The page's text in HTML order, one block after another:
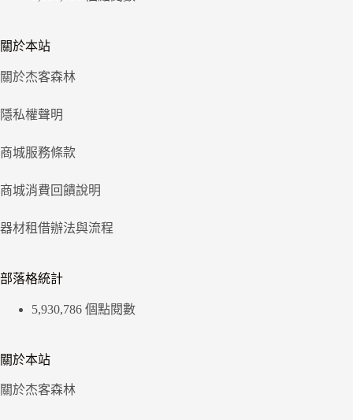
關於本站
關於杰客森林
隱私權聲明
商城服務條款
商城消費回饋說明
器材租借辦法與流程
部落格統計
5,930,786 個點閱數
關於本站
關於杰客森林